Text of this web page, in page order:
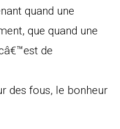
quand une
que quand une
de
des fous, le bonheur